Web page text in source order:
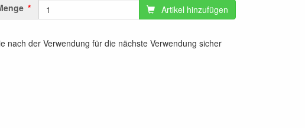
Artikel hinzufügen
nach der Verwendung für die nächste Verwendung sicher